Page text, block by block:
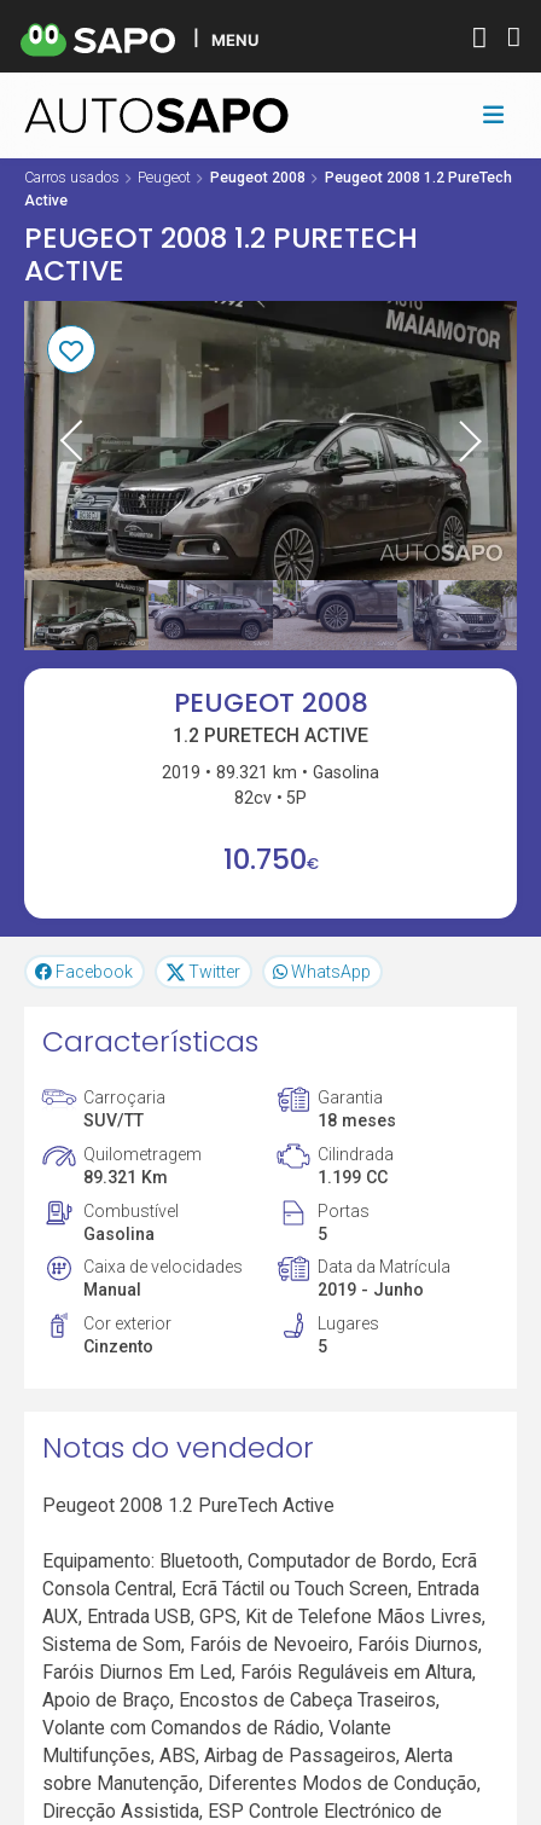
MENU
Carros usados Peugeot Peugeot 2008
Peugeot 2008 1.2 PureTech
Active
PEUGEOT 2008 1.2 PURETECH
ACTIVE
PEUGEOT 2008
1.2 PURETECH ACTIVE
2019 89.321 km
Gasolina
82cv
5P
10.750€
Facebook Twitter WhatsApp
Características
Carroçaria
SUV/TT
Garantia
18 meses
Quilometragem
89.321 Km
Cilindrada
1.199 CC
Combustível
Gasolina
Portas
5
Caixa de velocidades
Manual
Data da Matrícula
2019 - Junho
Cor exterior
Cinzento
Lugares
5
Notas do vendedor
Peugeot 2008 1.2 PureTech Active
Equipamento: Bluetooth, Computador de Bordo, Ecrã
Consola Central, Ecrã Táctil ou Touch Screen, Entrada
AUX, Entrada USB, GPS, Kit de Telefone Mãos Livres,
Sistema de Som, Faróis de Nevoeiro, Faróis Diurnos,
Faróis Diurnos Em Led, Faróis Reguláveis em Altura,
Apoio de Braço, Encostos de Cabeça Traseiros,
Volante com Comandos de Rádio, Volante
Multifunções, ABS, Airbag de Passageiros, Alerta
sobre Manutenção, Diferentes Modos de Condução,
Direcção Assistida, ESP Controle Electrónico de